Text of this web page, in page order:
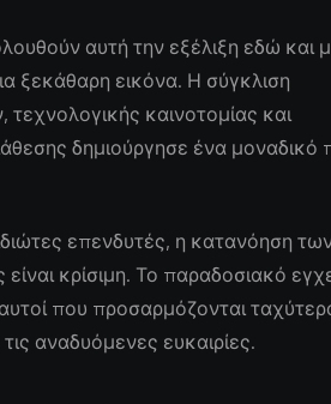
αυτή την εξέλιξη εδώ και
ξεκάθαρη εικόνα. Η σύγκλιση
καινοτομίας και
δημιούργησε ένα μοναδικό
επενδυτές, η κατανόηση
κρίσιμη. Το παραδοσιακό
που προσαρμόζονται
αναδυόμενες ευκαιρίες.